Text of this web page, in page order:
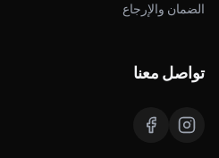
الضمان والإرجاع
تواصل معنا